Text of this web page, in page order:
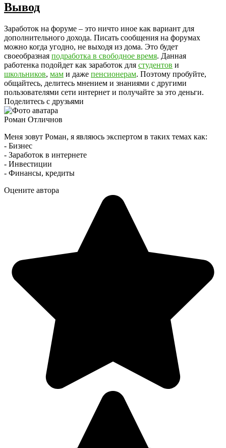
Вывод
Заработок на форуме – это ничто иное как вариант для
дополнительного дохода. Писать сообщения на форумах
можно когда угодно, не выходя из дома. Это будет
своеобразная подработка в свободное время. Данная
работенка подойдет как заработок для студентов и
школьников, мам и даже пенсионерам. Поэтому пробуйте,
общайтесь, делитесь мнением и знаниями с другими
пользователями сети интернет и получайте за это деньги.
Поделитесь с друзьями
Роман Отличнов
Меня зовут Роман, я являюсь экспертом в таких темах как:
- Бизнес
- Заработок в интернете
- Инвестиции
- Финансы, кредиты
Оцените автора